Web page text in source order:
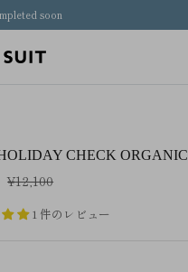
soon
CHECK
¥12,100
1 件のレビュー